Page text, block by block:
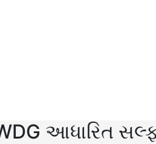
આધારિત